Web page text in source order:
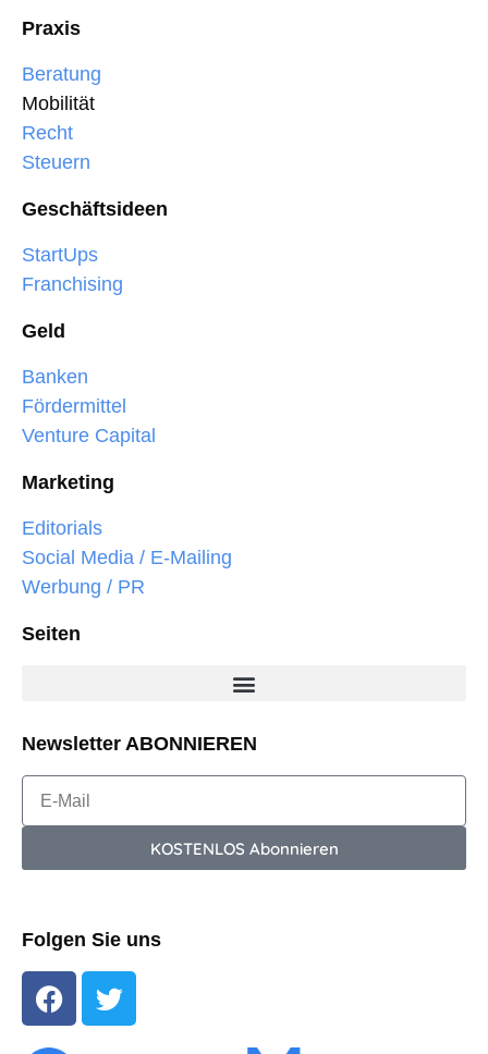
Praxis
Beratung
Mobilität
Recht
Steuern
Geschäftsideen
StartUps
Franchising
Geld
Banken
Fördermittel
Venture Capital
Marketing
Editorials
Social Media / E-Mailing
Werbung / PR
Seiten
Newsletter ABONNIEREN
KOSTENLOS Abonnieren
Folgen Sie uns